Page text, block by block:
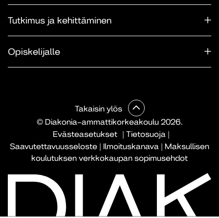
Tutkimus ja kehittäminen
Opiskelijalle
© Diakonia–ammattikorkeakoulu 2026.
Evästeasetukset
| Tietosuoja |
Saavutettavuusseloste | Ilmoituskanava | Maksullisen
koulutuksen verkkokaupan sopimusehdot
Takaisin ylös